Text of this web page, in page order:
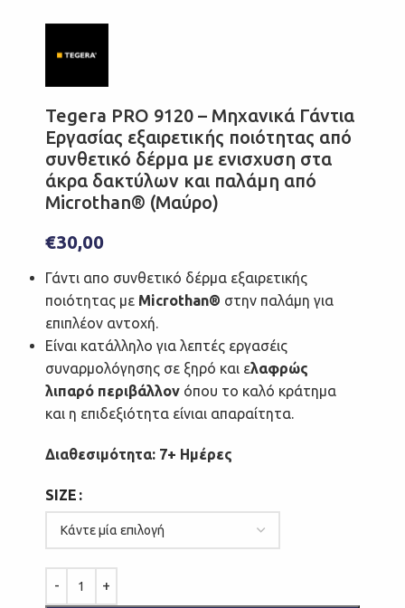
Tegera PRO 9120 – Μηχανικά Γάντια
Εργασίας εξαιρετικής ποιότητας από
συνθετικό δέρμα με ενισχυση στα
άκρα δακτύλων και παλάμη από
Microthan® (Μαύρο)
€30,00
Γάντι απο συνθετικό δέρμα εξαιρετικής
ποιότητας με Microthan® στην παλάμη για
επιπλέον αντοχή.
Είναι κατάλληλο για λεπτές εργασέις
συναρμολόγησης σε ξηρό και ελαφρώς
λιπαρό περιβάλλον όπου το καλό κράτημα
και η επιδεξιότητα είνιαι απαραίτητα.
Διαθεσιμότητα: 7+ Ημέρες
SIZE